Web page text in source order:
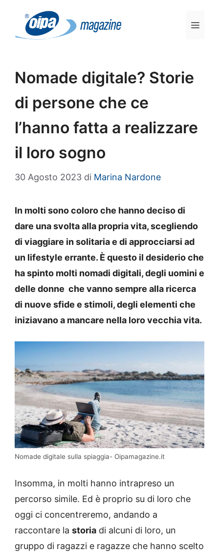
contenuto
Nomade digitale? Storie
di persone che ce
l’hanno fatta a realizzare
il loro sogno
30 Agosto 2023 di Marina Nardone
In molti sono coloro che hanno deciso di
dare una svolta alla propria vita, scegliendo
di viaggiare in solitaria e di approcciarsi ad
un lifestyle errante. È questo il desiderio che
ha spinto molti nomadi digitali, degli uomini e
delle donne che vanno sempre alla ricerca
di nuove sfide e stimoli, degli elementi che
iniziavano a mancare nella loro vecchia vita.
Nomade digitale sulla spiaggia- Oipamagazine.it
Insomma, in molti hanno intrapreso un
percorso simile. Ed è proprio su di loro che
oggi ci concentreremo, andando a
raccontare la storia di alcuni di loro, un
gruppo di ragazzi e ragazze che hanno scelto